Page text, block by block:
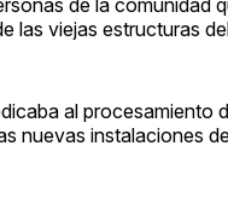
las viejas estructuras
al
nuevas instalaciones